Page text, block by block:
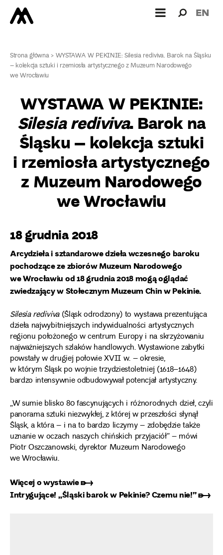
dla: EN
Strona główna>WYSTAWA W PEKINIE: Silesia rediviva. Barok na Śląsku
– kolekcja sztuki i rzemiosła artystycznego z Muzeum Narodowego
we Wrocławiu
WYSTAWA W PEKINIE:
Silesia rediviva. Barok na
Śląsku – kolekcja sztuki
i rzemiosła artystycznego
z Muzeum Narodowego
we Wrocławiu
18 grudnia 2018
Arcydzieła i sztandarowe dzieła wczesnego baroku
pochodzące ze zbiorów Muzeum Narodowego
we Wrocławiu od 18 grudnia 2018 mogą oglądać
zwiedzający w Stołecznym Muzeum Chin w Pekinie.
Silesia rediviva(Śląsk odrodzony) to wystawa prezentująca
dzieła najwybitniejszych indywidualności artystycznych
regionu położonego w centrum Europy i na skrzyżowaniu
najważniejszych szlaków handlowych. Wystawione zabytki
powstały w drugiej połowie XVII w. – okresie,
w którym Śląsk po wojnie trzydziestoletniej (1618–1648)
bardzo intensywnie odbudowywał potencjał artystyczny.
„W sumie blisko 80 fascynujących i różnorodnych dzieł, czyli
panorama sztuki niezwykłej, z której w przeszłości słynął
Śląsk, a która – i na to bardzo liczymy – zdobędzie także
uznanie w oczach naszych chińskich przyjaciół” – mówi
Piotr Oszczanowski, dyrektor Muzeum Narodowego
we Wrocławiu.
Więcej o wystawie ➸
Intrygujące! „Śląski barok w Pekinie? Czemu nie!” ➸